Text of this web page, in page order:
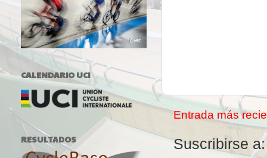
Entrada más
Suscribirse
CALENDARIO UCI
RESULTADOS